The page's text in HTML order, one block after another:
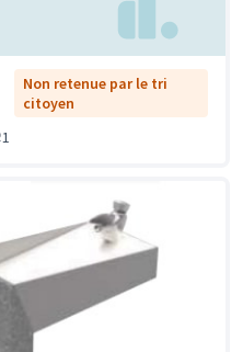
Non retenue par le tri
citoyen
1